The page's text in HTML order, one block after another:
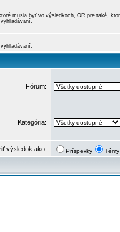
musia byť vo výsledkoch, OR pre také,
Fórum:
Kategória:
výsledok ako: Príspevky Témy